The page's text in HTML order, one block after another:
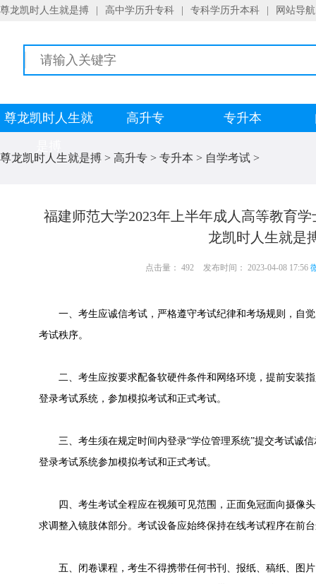
尊龙凯时人生就是搏 高中学历升专科 专科学历升本科 网站导航
尊龙凯时人生就
高升专 专升本
尊龙凯时人生就是搏 > 高升专 > 专升本 > 自学考试 >
福建师范大学2023年上半年成人高等教育
龙凯时人生就是
点击量： 492 发布时间： 2023-04-08 17:56
一、考生应诚信考试，严格遵守考试纪律和考场规则，自
考试秩序。
二、考生应按要求配备软硬件条件和网络环境，提前安装指
登录考试系统，参加模拟考试和正式考试。
三、考生须在规定时间内登录“学位管理系统”提交考试诚信
登录考试系统参加模拟考试和正式考试。
四、考生考试全程应在视频可见范围，正面免冠面向摄像头
求调整入镜肢体部分。考试设备应始终保持在线考试程序在前
五、闭卷课程，考生不得携带任何书刊、报纸、稿纸、图片